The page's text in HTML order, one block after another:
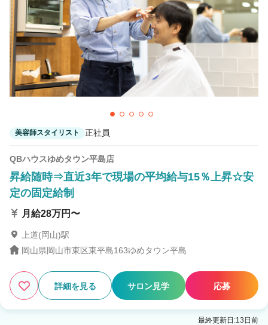
ヘアメイク・美容部員 アイリスト
ネイリスト エステティシャン
講師・インストラクター 営業・販売スタッフ・その他
雇用形態
正社員
業務委託・フリーランス
詳細条件
海外研修
この条件の求人数1件
美容師スタイリスト 正社員
QBハウスゆめタウン平島店
昇給随時⇒直近3年で現場の平均給与15％上昇☆安
定の固定給制
月給28万円〜
上道(岡山)駅
岡山県岡山市東区東平島163ゆめタウン平島
詳細を見る サロン見学 応募
最終更新日:13日前